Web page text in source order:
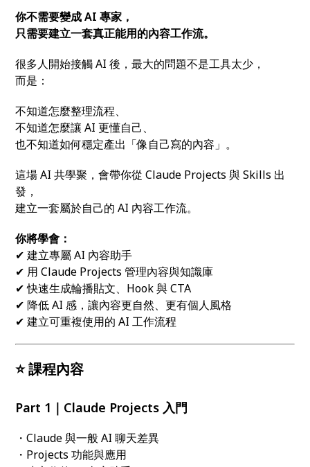
你不需要變成 AI 專家，
只需要建立一套真正能用的內容工作流。
很多人開始接觸 AI 後，最大的問題不是工具太少，
而是：
不知道怎麼整理流程、
不知道怎麼讓 AI 更懂自己、
也不知道如何穩定產出「像自己寫的內容」。
這場 AI 共學聚，會帶你從 Claude Projects 與 Skills 出
發，
建立一套屬於自己的 AI 內容工作流。
你將學會：
✔ 建立專屬 AI 內容助手
✔ 用 Claude Projects 管理內容與知識庫
✔ 快速生成輪播貼文、Hook 與 CTA
✔ 降低 AI 感，讓內容更自然、更有個人風格
✔ 建立可重複使用的 AI 工作流程
⭐ 課程內容
Part 1｜Claude Projects 入門
・Claude 與一般 AI 聊天差異
・Projects 功能與應用